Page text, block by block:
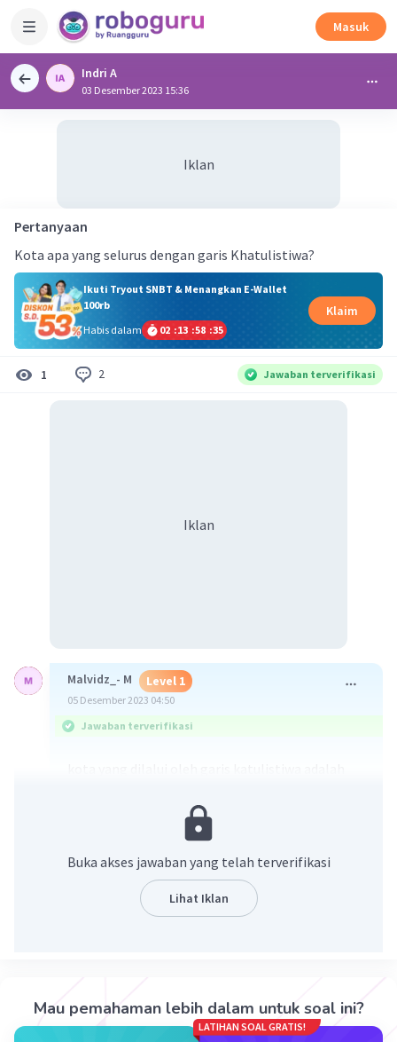
Masuk
Indri A
03 Desember 2023 15:36
Iklan
Pertanyaan
Kota apa yang selurus dengan garis Khatulistiwa?
Ikuti Tryout SNBT & Menangkan E-Wallet
100rb
Habis dalam
02 :13 :58 :35
Klaim
1 2 Jawaban terverifikasi
Iklan
Malvidz_- M Level 1
05 Desember 2023 04:50
Jawaban terverifikasi
Level 1
04 Desember 2023 11:47
Buka akses jawaban yang telah terverifikasi
Lihat Iklan
Mau pemahaman lebih dalam untuk soal ini?
LATIHAN SOAL GRATIS!